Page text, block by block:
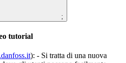
;
tutorial
): - Si tratta di una nuova